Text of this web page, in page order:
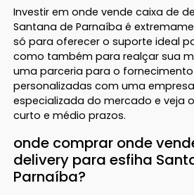
Investir em onde vende caixa de
Santana de Parnaíba é
só para oferecer o suporte ideal
como também para realçar sua
uma parceria para o
personalizadas com uma
especializada do mercado e veja
curto e médio prazos.
onde comprar onde
delivery para esfiha
Parnaíba?